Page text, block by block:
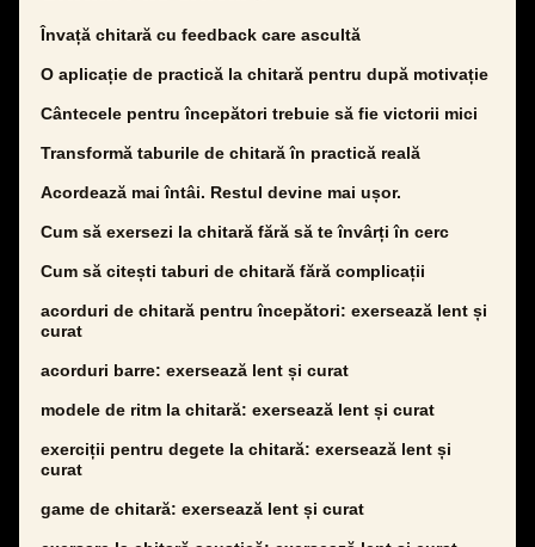
Învață chitară cu feedback care ascultă
O aplicație de practică la chitară pentru după motivație
Cântecele pentru începători trebuie să fie victorii mici
Transformă taburile de chitară în practică reală
Acordează mai întâi. Restul devine mai ușor.
Cum să exersezi la chitară fără să te învârți în cerc
Cum să citești taburi de chitară fără complicații
acorduri de chitară pentru începători: exersează lent și
curat
acorduri barre: exersează lent și curat
modele de ritm la chitară: exersează lent și curat
exerciții pentru degete la chitară: exersează lent și
curat
game de chitară: exersează lent și curat